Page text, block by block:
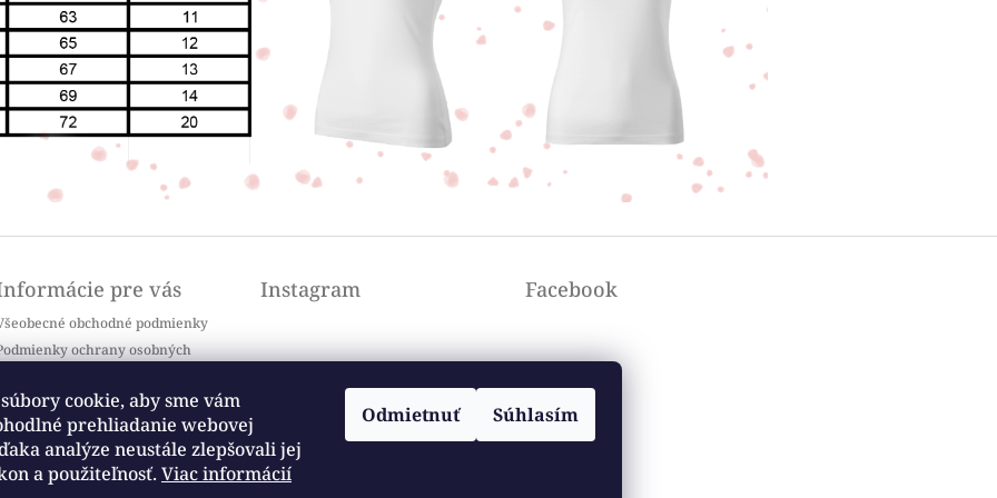
cookie, aby sme vám
prehliadanie webovej
analýze neustále zlepšovali jej
a použiteľnosť. Viac informácií
Odmietnuť Súhlasím
pre vás
obchodné podmienky
ochrany osobných
Doprava a platba
kladené otázky / FAQ
objednávka
Instagram
Sledovať na Instagrame
Facebook